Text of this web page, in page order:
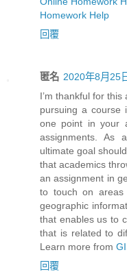
Homework Help
回覆
匿名 2020年8月25
I’m thankful for
pursuing a course
one point in your
assignments. As
ultimate goal
that academics
an assignment in
to touch on
geographic
that enables us to
that is related to
Learn more from
回覆